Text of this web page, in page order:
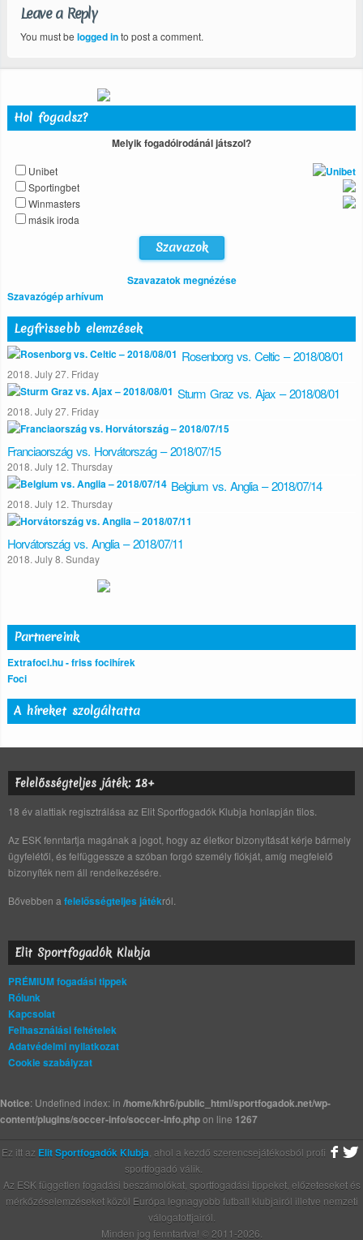
Leave a Reply
You must be logged into post a comment.
Hol fogadsz?
Melyik fogadóirodánál játszol?
Unibet
Sportingbet
Winmasters
másik iroda
Szavazatok megnézése
Szavazógép arhívum
Legfrissebb elemzések
Rosenborg vs. Celtic – 2018/08/01
2018. July 27. Friday
Sturm Graz vs. Ajax – 2018/08/01
2018. July 27. Friday
Franciaország vs. Horvátország – 2018/07/15
2018. July 12. Thursday
Belgium vs. Anglia – 2018/07/14
2018. July 12. Thursday
Horvátország vs. Anglia – 2018/07/11
2018. July 8. Sunday
Partnereink
Extrafoci.hu - friss focihírek
Foci
A híreket szolgáltatta
Felelősségteljes játék: 18+
18 év alattiak regisztrálása az Elit Sportfogadók Klubja honlapján tilos.
Az ESK fenntartja magának a jogot, hogy az életkor bizonyítását kérje bármely
ügyfelétől, és felfüggessze a szóban forgó személy fiókját, amíg megfelelő
bizonyíték nem áll rendelkezésére.
Bővebben a felelősségteljes játékról.
Elit Sportfogadók Klubja
PRÉMIUM fogadási tippek
Rólunk
Kapcsolat
Felhasználási feltételek
Adatvédelmi nyilatkozat
Cookie szabályzat
Notice: Undefined index: in /home/khr6/public_html/sportfogadok.net/wp-
content/plugins/soccer-info/soccer-info.phpon line 1267
Ez itt az Elit Sportfogadók Klubja , ahol a kezdő szerencsejátékosból profi
sportfogadó válik.
Az ESK független fogadási beszámolókat, sportfogadási tippeket, előzeteseket és
mérkőzéselemzéseket közöl Európa legnagyobb futball klubjairól illetve nemzeti
válogatottjairól.
Minden jog fenntartva! © 2011-2026.